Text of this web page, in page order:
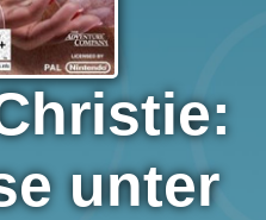
unter